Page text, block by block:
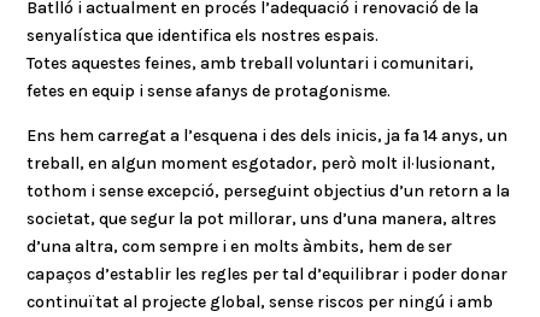
Batlló i actualment en procés l’adequació i renovació de la
senyalística que identifica els nostres espais.
Totes aquestes feines, amb treball voluntari i comunitari,
fetes en equip i sense afanys de protagonisme.
Ens hem carregat a l’esquena i des dels inicis, ja fa 14 anys, un
treball, en algun moment esgotador, però molt il·lusionant,
tothom i sense excepció, perseguint objectius d’un retorn a la
societat, que segur la pot millorar, uns d’una manera, altres
d’una altra, com sempre i en molts àmbits, hem de ser
capaços d’establir les regles per tal d’equilibrar i poder donar
continuïtat al projecte global, sense riscos per ningú i amb